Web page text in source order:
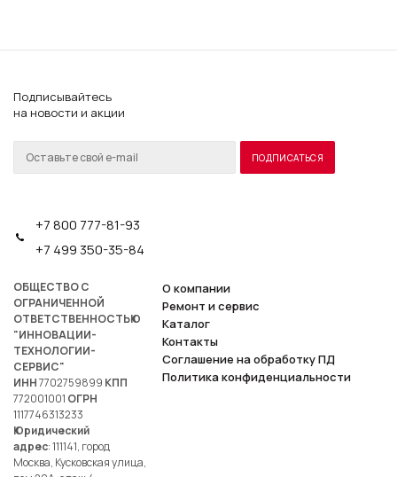
Подписывайтесь
на новости и акции
+7 800 777-81-93
+7 499 350-35-84
ОБЩЕСТВО С
ОГРАНИЧЕННОЙ
ОТВЕТСТВЕННОСТЬЮ
"ИННОВАЦИИ-
ТЕХНОЛОГИИ-
СЕРВИС"
ИНН7702759899 КПП
772001001 ОГРН
1117746313233
Юридический
адрес: 111141, город
Москва, Кусковская улица,
О компании
Ремонт и сервис
Каталог
Контакты
Соглашение на обработку ПД
Политика конфиденциальности